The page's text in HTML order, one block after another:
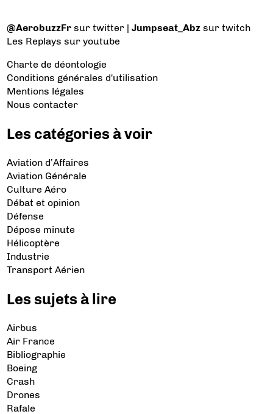
@AerobuzzFr sur twitter |Jumpseat_Abz sur twitch
Les Replays sur youtube
Charte de déontologie
Conditions générales d'utilisation
Mentions légales
Nous contacter
Les catégories à voir
Aviation d’Affaires
Aviation Générale
Culture Aéro
Débat et opinion
Défense
Dépose minute
Hélicoptère
Industrie
Transport Aérien
Les sujets à lire
Airbus
Air France
Bibliographie
Boeing
Crash
Drones
Rafale